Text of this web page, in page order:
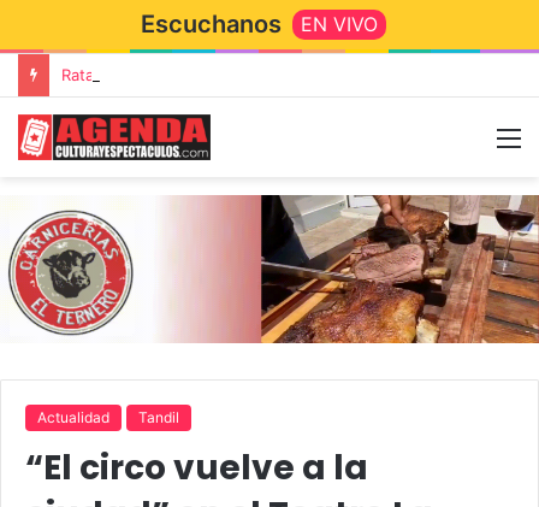
Escuchanos EN VIVO
Actualidad Tandil
“El circo vuelve a la